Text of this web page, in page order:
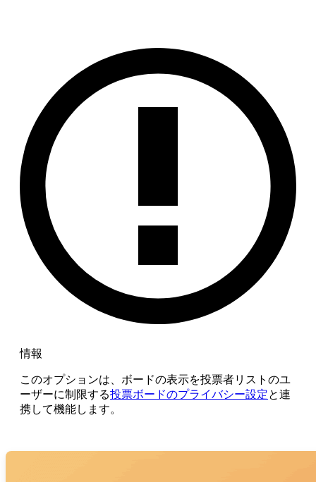
情報
このオプションは、ボードの表示を投票者リストのユ
ーザーに制限する投票ボードのプライバシー設定と連
携して機能します。